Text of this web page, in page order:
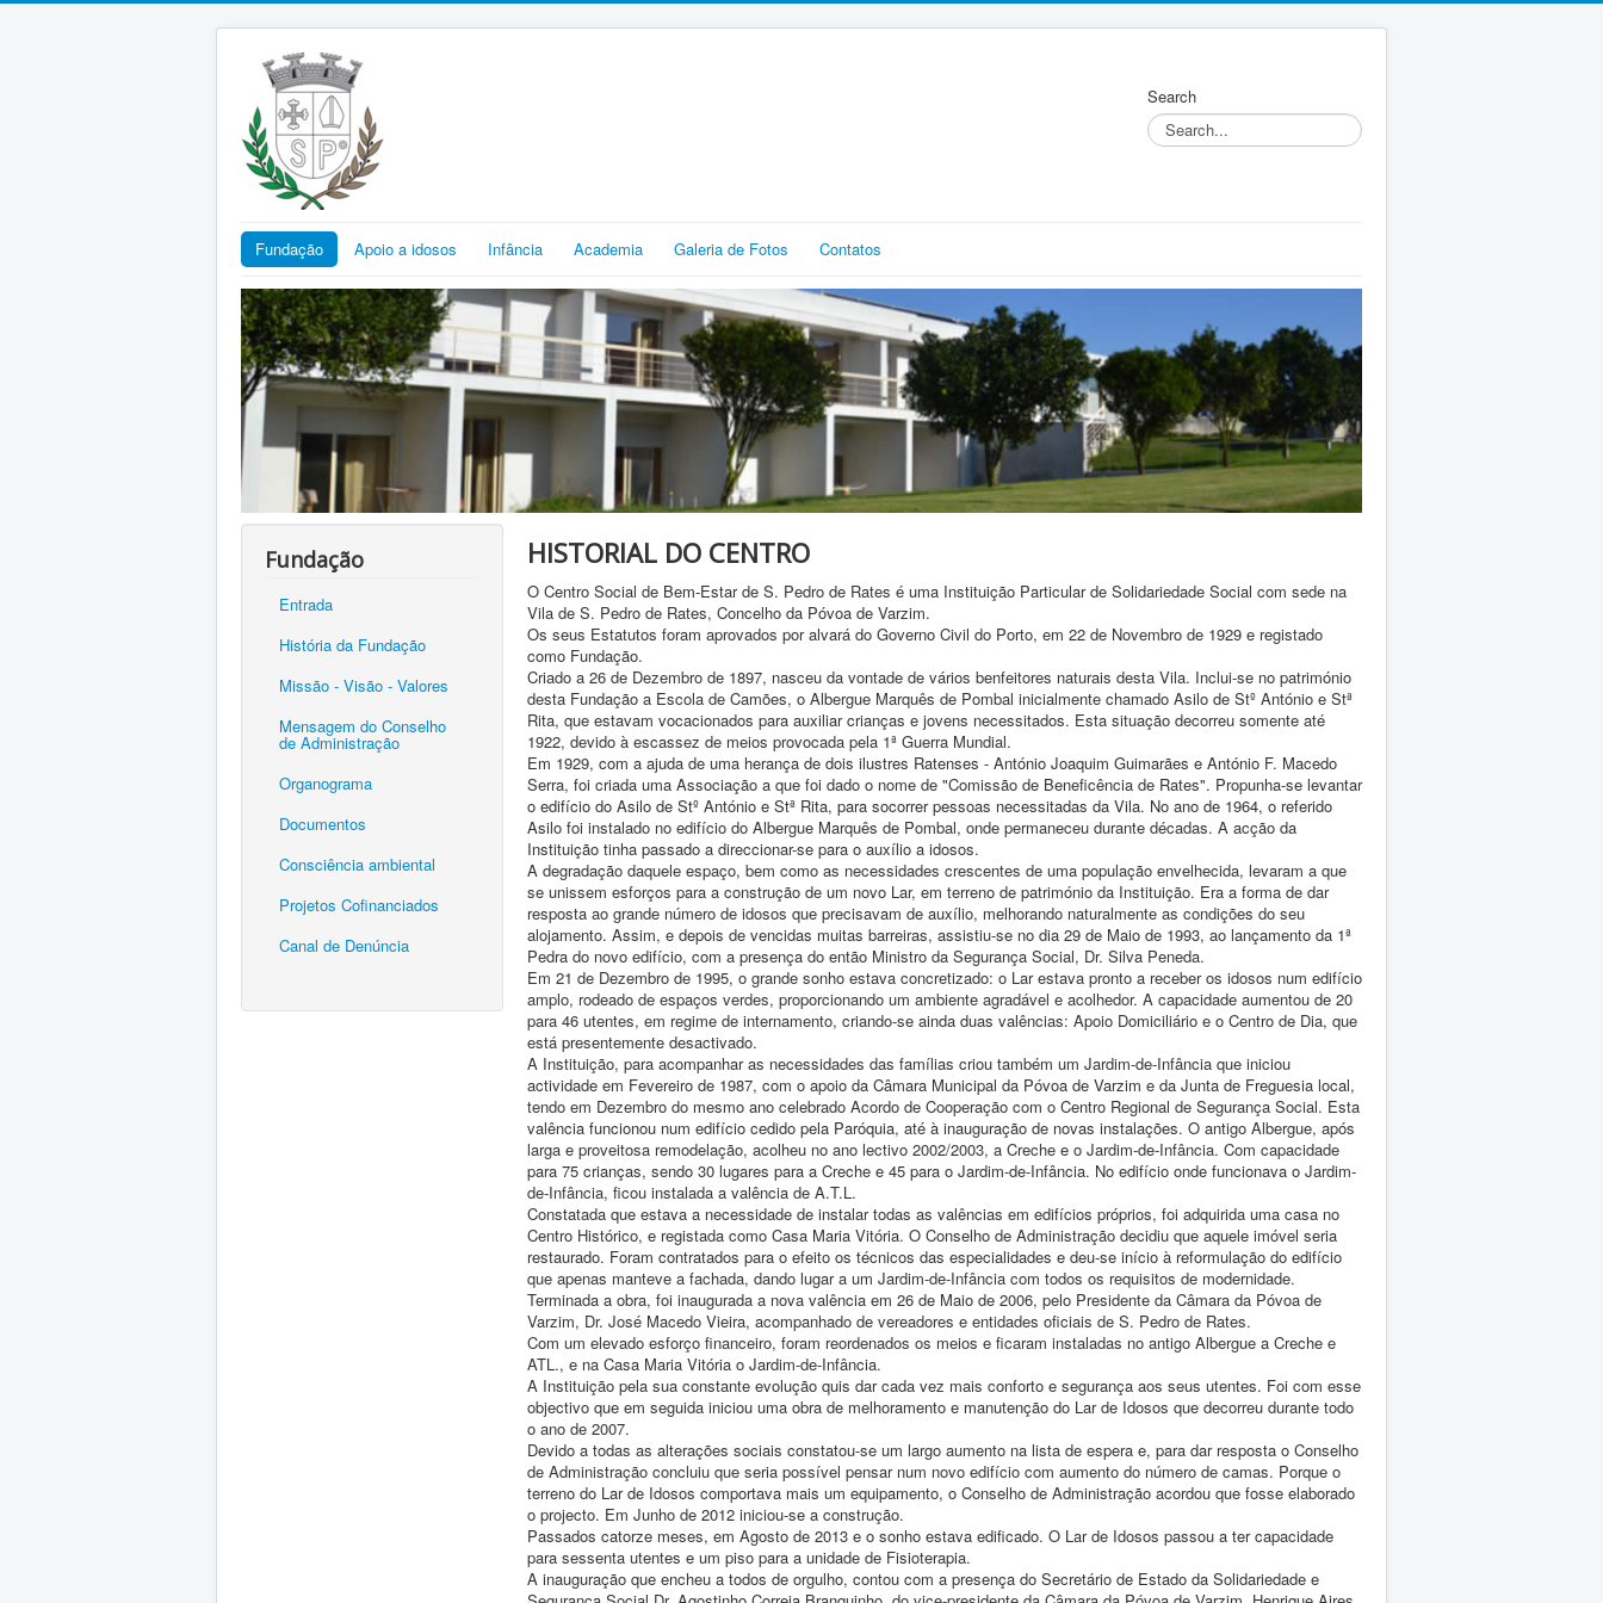
Search
Fundação Apoio a idosos Infância Academia Galeria de Fotos Contatos
Fundação
Entrada
História da Fundação
Missão - Visão - Valores
Mensagem do Conselho
de Administração
Organograma
Documentos
Consciência ambiental
Projetos Cofinanciados
Canal de Denúncia
HISTORIAL DO CENTRO
O Centro Social de Bem-Estar de S. Pedro de Rates é uma Instituição Particular de Solidariedade Social com sede na
Vila de S. Pedro de Rates, Concelho da Póvoa de Varzim.
Os seus Estatutos foram aprovados por alvará do Governo Civil do Porto, em 22 de Novembro de 1929 e registado
como Fundação.
Criado a 26 de Dezembro de 1897, nasceu da vontade de vários benfeitores naturais desta Vila. Inclui-se no património
desta Fundação a Escola de Camões, o Albergue Marquês de Pombal inicialmente chamado Asilo de Stº António e Stª
Rita, que estavam vocacionados para auxiliar crianças e jovens necessitados. Esta situação decorreu somente até
1922, devido à escassez de meios provocada pela 1ª Guerra Mundial.
Em 1929, com a ajuda de uma herança de dois ilustres Ratenses - António Joaquim Guimarães e António F. Macedo
Serra, foi criada uma Associação a que foi dado o nome de "Comissão de Beneficência de Rates". Propunha-se levantar
o edifício do Asilo de Stº António e Stª Rita, para socorrer pessoas necessitadas da Vila. No ano de 1964, o referido
Asilo foi instalado no edifício do Albergue Marquês de Pombal, onde permaneceu durante décadas. A acção da
Instituição tinha passado a direccionar-se para o auxílio a idosos.
A degradação daquele espaço, bem como as necessidades crescentes de uma população envelhecida, levaram a que
se unissem esforços para a construção de um novo Lar, em terreno de património da Instituição. Era a forma de dar
resposta ao grande número de idosos que precisavam de auxílio, melhorando naturalmente as condições do seu
alojamento. Assim, e depois de vencidas muitas barreiras, assistiu-se no dia 29 de Maio de 1993, ao lançamento da 1ª
Pedra do novo edifício, com a presença do então Ministro da Segurança Social, Dr. Silva Peneda.
Em 21 de Dezembro de 1995, o grande sonho estava concretizado: o Lar estava pronto a receber os idosos num edifício
amplo, rodeado de espaços verdes, proporcionando um ambiente agradável e acolhedor. A capacidade aumentou de 20
para 46 utentes, em regime de internamento, criando-se ainda duas valências: Apoio Domiciliário e o Centro de Dia, que
está presentemente desactivado.
A Instituição, para acompanhar as necessidades das famílias criou também um Jardim-de-Infância que iniciou
actividade em Fevereiro de 1987, com o apoio da Câmara Municipal da Póvoa de Varzim e da Junta de Freguesia local,
tendo em Dezembro do mesmo ano celebrado Acordo de Cooperação com o Centro Regional de Segurança Social. Esta
valência funcionou num edifício cedido pela Paróquia, até à inauguração de novas instalações. O antigo Albergue, após
larga e proveitosa remodelação, acolheu no ano lectivo 2002/2003, a Creche e o Jardim-de-Infância. Com capacidade
para 75 crianças, sendo 30 lugares para a Creche e 45 para o Jardim-de-Infância. No edifício onde funcionava o Jardim-
de-Infância, ficou instalada a valência de A.T.L.
Constatada que estava a necessidade de instalar todas as valências em edifícios próprios, foi adquirida uma casa no
Centro Histórico, e registada como Casa Maria Vitória. O Conselho de Administração decidiu que aquele imóvel seria
restaurado. Foram contratados para o efeito os técnicos das especialidades e deu-se início à reformulação do edifício
que apenas manteve a fachada, dando lugar a um Jardim-de-Infância com todos os requisitos de modernidade.
Terminada a obra, foi inaugurada a nova valência em 26 de Maio de 2006, pelo Presidente da Câmara da Póvoa de
Varzim, Dr. José Macedo Vieira, acompanhado de vereadores e entidades oficiais de S. Pedro de Rates.
Com um elevado esforço financeiro, foram reordenados os meios e ficaram instaladas no antigo Albergue a Creche e
ATL., e na Casa Maria Vitória o Jardim-de-Infância.
A Instituição pela sua constante evolução quis dar cada vez mais conforto e segurança aos seus utentes. Foi com esse
objectivo que em seguida iniciou uma obra de melhoramento e manutenção do Lar de Idosos que decorreu durante todo
o ano de 2007.
Devido a todas as alterações sociais constatou-se um largo aumento na lista de espera e, para dar resposta o Conselho
de Administração concluiu que seria possível pensar num novo edifício com aumento do número de camas. Porque o
terreno do Lar de Idosos comportava mais um equipamento, o Conselho de Administração acordou que fosse elaborado
o projecto. Em Junho de 2012 iniciou-se a construção.
Passados catorze meses, em Agosto de 2013 e o sonho estava edificado. O Lar de Idosos passou a ter capacidade
para sessenta utentes e um piso para a unidade de Fisioterapia.
A inauguração que encheu a todos de orgulho, contou com a presença do Secretário de Estado da Solidariedade e